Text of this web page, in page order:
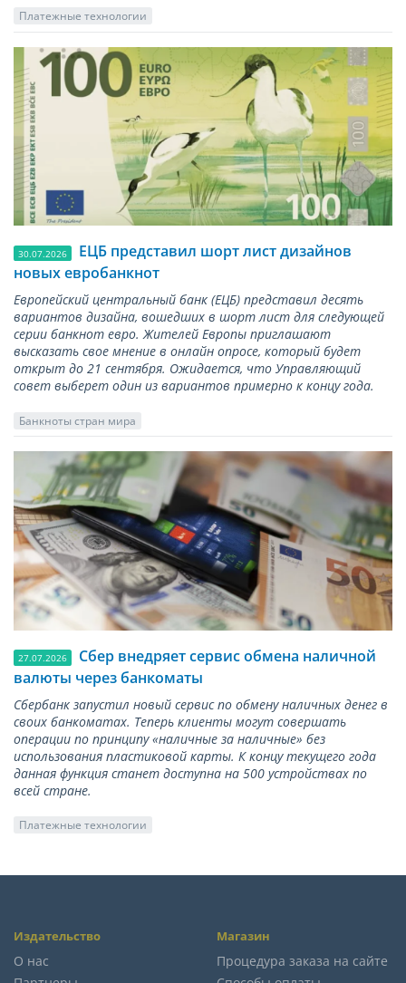
Платежные технологии
30.07.2026
ЕЦБ представил шорт лист дизайнов
новых евробанкнот
Европейский центральный банк (ЕЦБ) представил десять
вариантов дизайна, вошедших в шорт лист для следующей
серии банкнот евро. Жителей Европы приглашают
высказать свое мнение в онлайн опросе, который будет
открыт до 21 сентября. Ожидается, что Управляющий
совет выберет один из вариантов примерно к концу года.
Банкноты стран мира
27.07.2026
Сбер внедряет сервис обмена наличной
валюты через банкоматы
Сбербанк запустил новый сервис по обмену наличных денег в
своих банкоматах. Теперь клиенты могут совершать
операции по принципу «наличные за наличные» без
использования пластиковой карты. К концу текущего года
данная функция станет доступна на 500 устройствах по
всей стране.
Платежные технологии
Издательство
О нас
Магазин
Процедура заказа на сайте